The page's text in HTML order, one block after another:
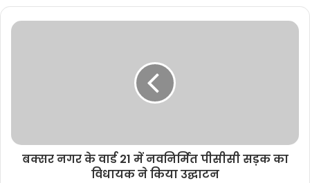
b
s
e
बक्सर नगर के वार्ड 21 में नवनिर्मित पीसीसी सड़क का
विधायक ने किया उद्घाटन